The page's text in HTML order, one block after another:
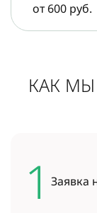
от 600 руб.
КАК
1 Заявка